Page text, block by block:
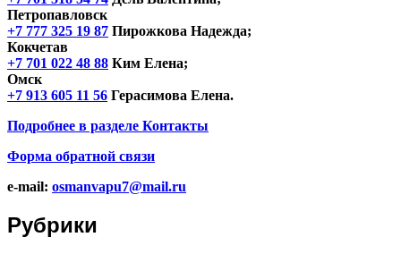
Петропавловск
+7 777 325 19 87 Пирожкова Надежда;
Кокчетав
+7 701 022 48 88 Ким Елена;
Омск
+7 913 605 11 56 Герасимова Елена.
Подробнее в разделе Контакты
Форма обратной связи
e-mail: osmanvapu7@mail.ru
Рубрики